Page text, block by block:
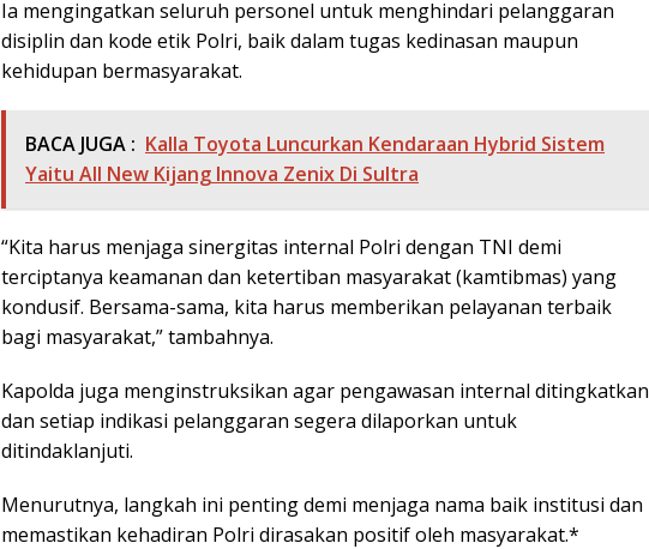
Ia mengingatkan seluruh personel untuk menghindari pelanggaran
disiplin dan kode etik Polri, baik dalam tugas kedinasan maupun
kehidupan bermasyarakat.
BACA JUGA : Kalla Toyota Luncurkan Kendaraan Hybrid Sistem
Yaitu All New Kijang Innova Zenix Di Sultra
“Kita harus menjaga sinergitas internal Polri dengan TNI demi
terciptanya keamanan dan ketertiban masyarakat (kamtibmas) yang
kondusif. Bersama-sama, kita harus memberikan pelayanan terbaik
bagi masyarakat,” tambahnya.
Kapolda juga menginstruksikan agar pengawasan internal ditingkatkan
dan setiap indikasi pelanggaran segera dilaporkan untuk
ditindaklanjuti.
Menurutnya, langkah ini penting demi menjaga nama baik institusi dan
memastikan kehadiran Polri dirasakan positif oleh masyarakat.*